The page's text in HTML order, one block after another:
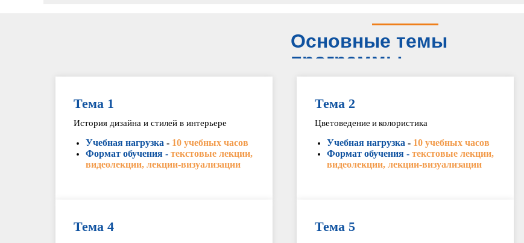
Основные темы
программы
Тема 1
История дизайна и стилей в интерьере
Учебная нагрузка - 10 учебных часов
Формат обучения - текстовые лекции,
видеолекции, лекции-визуализации
Тема 2
Цветоведение и колористика
Учебная нагрузка - 10 учебных часов
Формат обучения - текстовые лекции,
видеолекции, лекции-визуализации
Тема 4 Тема 5